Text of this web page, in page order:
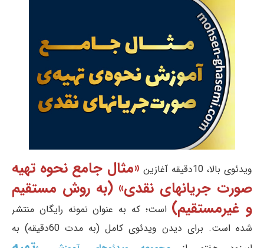
ویدئوی بالا، 10دقیقه آغازین
«مثال جامع نحوه تهیه
صورت جریانهای نقدی» (به روش مستقیم
و غیرمستقیم)است؛ که به عنوان نمونه رایگان منتشر
شده است. برای دیدن ویدئوی کامل (به مدت 60دقیقه) به